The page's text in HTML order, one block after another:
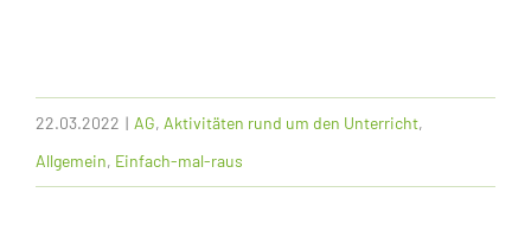
22.03.2022 | AG, Aktivitäten rund um den Unterricht,
Allgemein, Einfach-mal-raus